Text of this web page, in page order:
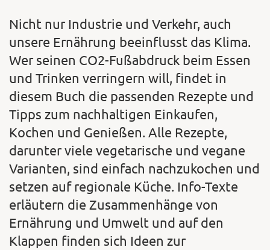
Nicht nur Industrie und Verkehr, auch
unsere Ernährung beeinflusst das Klima.
Wer seinen CO2-Fußabdruck beim Essen
und Trinken verringern will, findet in
diesem Buch die passenden Rezepte und
Tipps zum nachhaltigen Einkaufen,
Kochen und Genießen. Alle Rezepte,
darunter viele vegetarische und vegane
Varianten, sind einfach nachzukochen und
setzen auf regionale Küche. Info-Texte
erläutern die Zusammenhänge von
Ernährung und Umwelt und auf den
Klappen finden sich Ideen zur